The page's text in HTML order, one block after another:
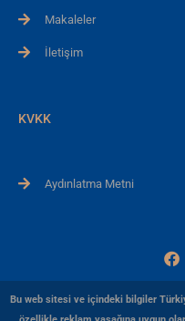
Makaleler
İletişim
KVKK
Aydınlatma Metni
F
a
c
e
b
Bu web sitesi ve içindeki bilgiler